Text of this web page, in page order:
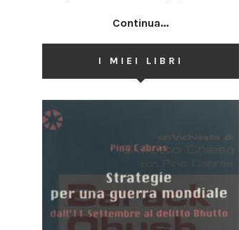
Continua...
I MIEI LIBRI